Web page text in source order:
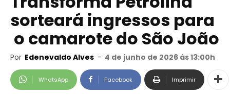
sorteará ingressos para
o camarote do São João
Por Edenevaldo Alves - 4 de junho de 2026 às 13:00h
WhatsApp Facebook Imprimir